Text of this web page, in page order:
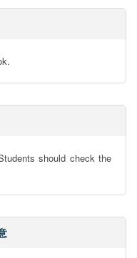
should check the